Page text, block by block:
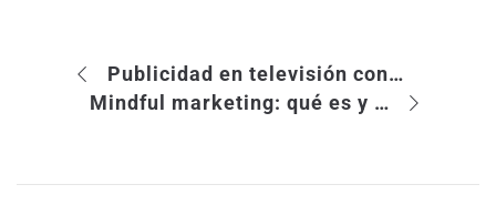
Publicidad en televisión conectada: presente y futuro
Mindful marketing: qué es y cómo aprovecharlo